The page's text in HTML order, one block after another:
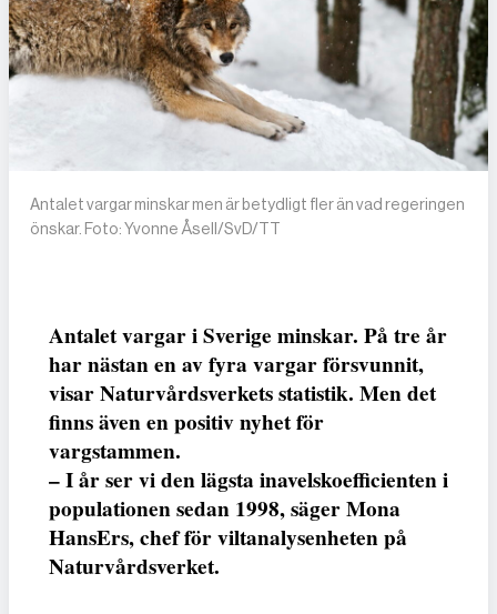
Antalet vargar minskar men är betydligt fler än vad regeringen
önskar. Foto: Yvonne Åsell/SvD/TT
Antalet vargar i Sverige minskar. På tre år
har nästan en av fyra vargar försvunnit,
visar Naturvårdsverkets statistik. Men det
finns även en positiv nyhet för
vargstammen.
– I år ser vi den lägsta inavelskoefficienten i
populationen sedan 1998, säger Mona
HansErs, chef för viltanalysenheten på
Naturvårdsverket.